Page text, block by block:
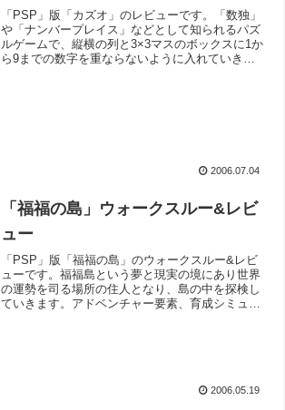
「PSP」版「カズオ」のレビューです。「数独」
や「ナンバープレイス」などとして知られるパズ
ルゲームで、縦横の列と3×3マスのボックスに1か
ら9までの数字を重ならないように入れていきま
2006.07.04
「福福の島」ウォークスルー&レビ
ュー
「PSP」版「福福の島」のウォークスルー&レビ
ューです。福福島という夢と現実の境にあり世界
の運勢を司る場所の住人となり、島の中を探検し
ていきます。アドベンチャー要素、育成シミュレ
2006.05.19